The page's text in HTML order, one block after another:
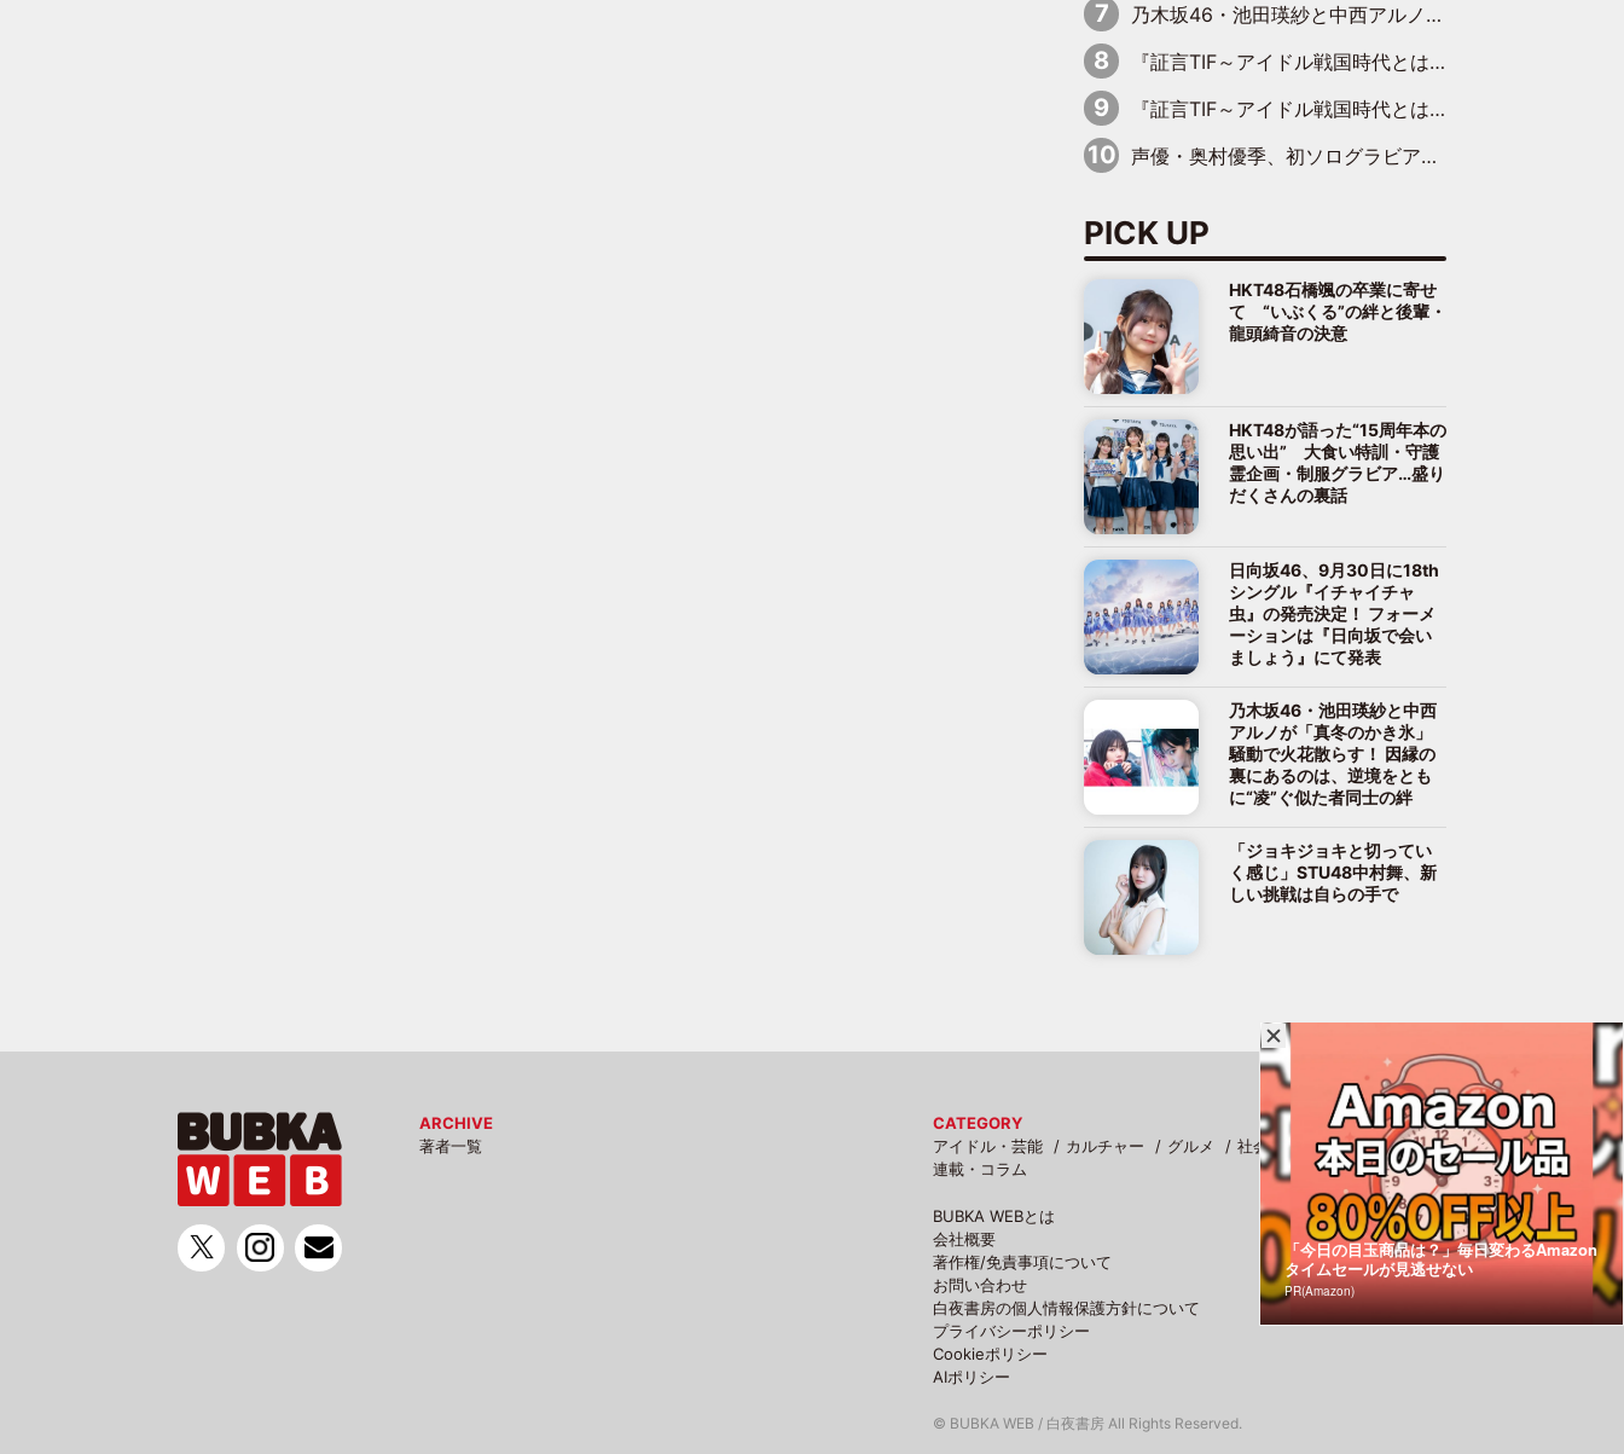
乃木坂46・池田瑛紗と中西アルノが「真冬のかき氷」騒動で火花散らす！ 因縁の裏にあるのは、逆境をともに“凌”ぐ似た者同士の絆
『証言TIF～アイドル戦国時代とはなんだったのか～』第11回：私立恵比寿中学・真山りか×安本彩花「TIFで10年ぶりのキョンシーメイクをしたら、場を完全に引かせてしまって。時代が変わったんだなって」
『証言TIF～アイドル戦国時代とはなんだったのか～』第6回：でんぱ組.inc・古川未鈴×相沢梨紗「『ハロプロやりたかったな』って言ったら、夢眠ねむさんに『てめえはでんぱ組．incなんだよ！』って肩パンされて(笑)」
声優・奥村優季、初ソログラビアで初ソロ表紙を飾る！ 初めて見せる表情や、声優を志したきっかけなどを語った必読のインタビューを掲載
PICK UP
HKT48石橋颯の卒業に寄せ
て “いぶくる”の絆と後輩・
龍頭綺音の決意
HKT48が語った“15周年本の
思い出” 大食い特訓・守護
霊企画・制服グラビア…盛り
だくさんの裏話
日向坂46、9月30日に18th
シングル『イチャイチャ
虫』の発売決定！ フォーメ
ーションは『日向坂で会い
ましょう』にて発表
乃木坂46・池田瑛紗と中西
アルノが「真冬のかき氷」
騒動で火花散らす！ 因縁の
裏にあるのは、逆境をとも
に“凌”ぐ似た者同士の絆
「ジョキジョキと切ってい
く感じ」STU48中村舞、新
しい挑戦は自らの手で
ARCHIVE
著者一覧
CATEGORY
アイドル・芸能
カルチャー グルメ 社会
スポーツ
連載・コラム
BUBKA WEBとは
会社概要
著作権/免責事項について
お問い合わせ
白夜書房の個人情報保護方針について
プライバシーポリシー
Cookieポリシー
AIポリシー
© BUBKA WEB / 白夜書房 All Rights Reserved.
「今日の目玉商品は？」毎日変わるAmazon
タイムセールが見逃せない
PR(Amazon)